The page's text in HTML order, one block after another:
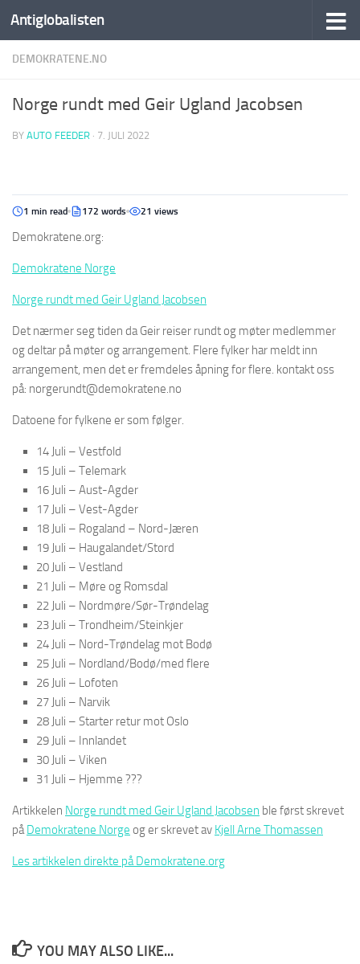
Antiglobalisten
DEMOKRATENE.NO
Norge rundt med Geir Ugland Jacobsen
BY AUTO FEEDER · 7. JULI 2022
1 min read 172 words 21 views
Demokratene.org:
Demokratene Norge
Norge rundt med Geir Ugland Jacobsen
Det nærmer seg tiden da Geir reiser rundt og møter medlemmer
og deltar på møter og arrangement. Flere fylker har meldt inn
arrangement, men det er fremdeles åpning for flere. kontakt oss
på: norgerundt@demokratene.no
Datoene for fylkene er som følger.
14 Juli – Vestfold
15 Juli – Telemark
16 Juli – Aust-Agder
17 Juli – Vest-Agder
18 Juli – Rogaland – Nord-Jæren
19 Juli – Haugalandet/Stord
20 Juli – Vestland
21 Juli – Møre og Romsdal
22 Juli – Nordmøre/Sør-Trøndelag
23 Juli – Trondheim/Steinkjer
24 Juli – Nord-Trøndelag mot Bodø
25 Juli – Nordland/Bodø/med flere
26 Juli – Lofoten
27 Juli – Narvik
28 Juli – Starter retur mot Oslo
29 Juli – Innlandet
30 Juli – Viken
31 Juli – Hjemme ???
Artikkelen Norge rundt med Geir Ugland Jacobsen ble først skrevet
påDemokratene Norge og er skrevet av Kjell Arne Thomassen
Les artikkelen direkte på Demokratene.org
YOU MAY ALSO LIKE...